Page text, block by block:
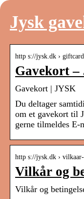
Jysk
http s://jysk.dk › giftcard
Gavekort –
Gavekort | JYSK
Du deltager
om et gavekort til
gerne tilmeldes E-
http s://jysk.dk ›
Vilkår og
Vilkår og